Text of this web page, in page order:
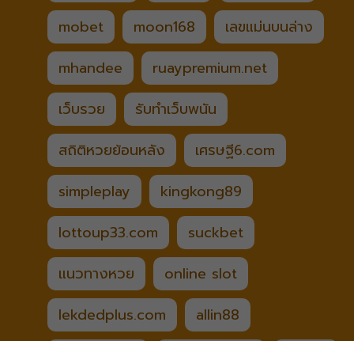
mobet
moon168
เลขแม่นบนล่าง
mhandee
ruaypremium.net
เว็บรวย
รับทำเว็บพนัน
สถิติหวยย้อนหลัง
เศรษฐี6.com
simpleplay
kingkong89
lottoup33.com
suckbet
แนวทางหวย
online slot
lekdedplus.com
allin88